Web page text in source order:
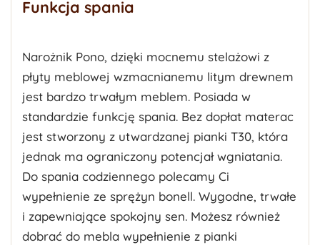
Funkcja spania
Narożnik Pono, dzięki mocnemu stelażowi z
płyty meblowej wzmacnianemu litym drewnem
jest bardzo trwałym meblem. Posiada w
standardzie funkcję spania. Bez dopłat materac
jest stworzony z utwardzanej pianki T30, która
jednak ma ograniczony potencjał wgniatania.
Do spania codziennego polecamy Ci
wypełnienie ze sprężyn bonell. Wygodne, trwałe
i zapewniające spokojny sen. Możesz również
dobrać do mebla wypełnienie z pianki